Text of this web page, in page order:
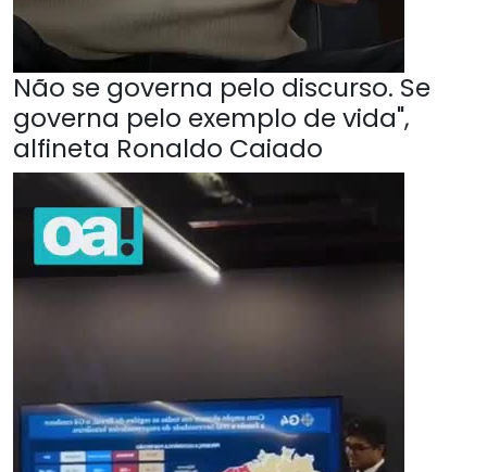
Não se governa pelo discurso. Se
governa pelo exemplo de vida",
alfineta Ronaldo Caiado